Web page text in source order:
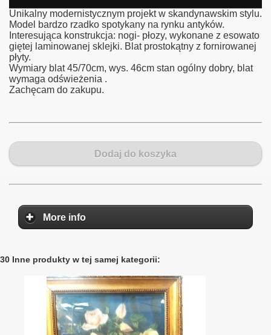
Unikalny modernistycznym projekt w skandynawskim stylu.
Model bardzo rzadko spotykany na rynku antyków.
Interesująca konstrukcja: nogi- płozy, wykonane z esowato
giętej laminowanej sklejki. Blat prostokątny z fornirowanej
płyty.
Wymiary blat 45/70cm, wys. 46cm stan ogólny dobry, blat
wymaga odświeżenia .
Zachęcam do zakupu.
Dodaj do koszyka
More info
30 Inne produkty w tej samej kategorii: